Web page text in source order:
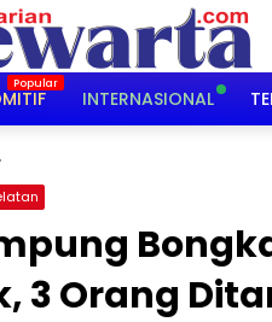
INTERNASIONAL
3 Orang